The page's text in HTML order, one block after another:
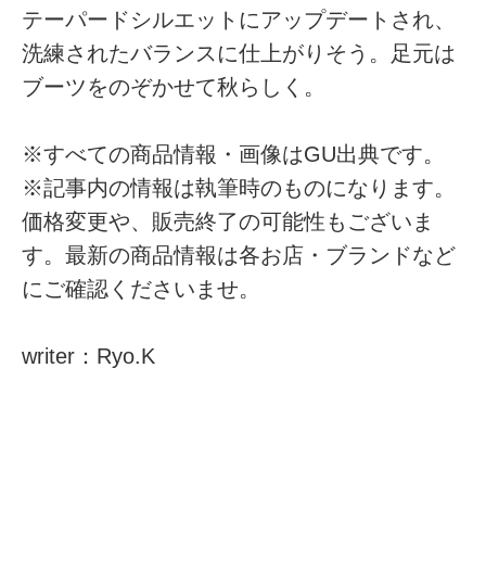
テーパードシルエットにアップデートされ、
洗練されたバランスに仕上がりそう。足元は
ブーツをのぞかせて秋らしく。
※すべての商品情報・画像はGU出典です。
※記事内の情報は執筆時のものになります。
価格変更や、販売終了の可能性もございま
す。最新の商品情報は各お店・ブランドなど
にご確認くださいませ。
writer：Ryo.K